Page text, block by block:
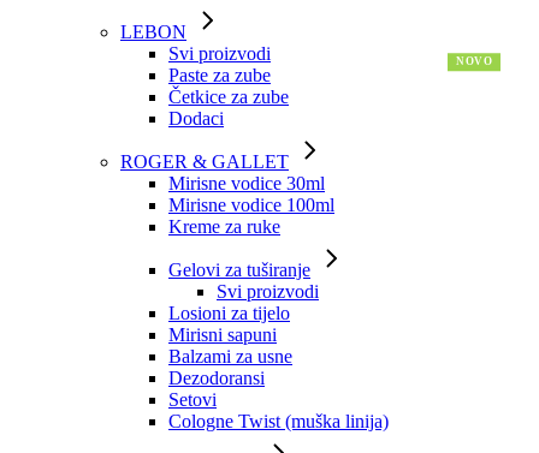
LEBON
Svi proizvodi
Paste za zube
Četkice za zube
Dodaci
ROGER & GALLET
Mirisne vodice 30ml
Mirisne vodice 100ml
Kreme za ruke
Gelovi za tuširanje
Svi proizvodi
Losioni za tijelo
Mirisni sapuni
Balzami za usne
Dezodoransi
Setovi
Cologne Twist (muška linija)